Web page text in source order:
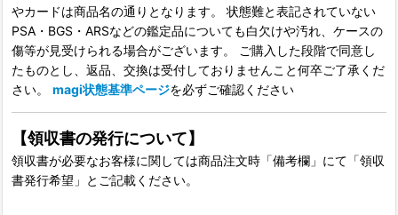
やカードは商品名の通りとなります。 状態難と表記されていない
PSA・BGS・ARSなどの鑑定品についても白欠けや汚れ、ケースの
傷等が見受けられる場合がございます。 ご購入した段階で同意し
たものとし、返品、交換は受付しておりませんこと何卒ご了承くだ
さい。 magi状態基準ページを必ずご確認ください
【領収書の発行について】
領収書が必要なお客様に関しては商品注文時「備考欄」にて「領収
書発行希望」とご記載ください。